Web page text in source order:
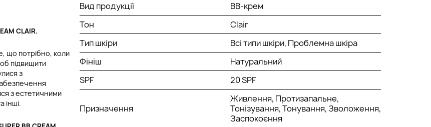
CLAIR.
що потрібно, коли
підвищити
з
з естетичними
інші.
Вид продукції
BB-крем
Тон
Clair
Тип шкіри
Всі типи шкіри, Проблемна шкіра
Фініш
Натуральний
SPF
20 SPF
Призначення
Живлення, Протизапальне,
Тонізування, Тонування, Зволоження,
Заспокоєння